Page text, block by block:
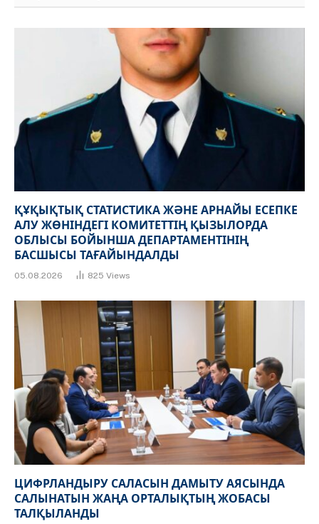
ҚҰҚЫҚТЫҚ СТАТИСТИКА ЖӘНЕ АРНАЙЫ ЕСЕПКЕ
АЛУ ЖӨНІНДЕГІ КОМИТЕТТІҢ ҚЫЗЫЛОРДА
ОБЛЫСЫ БОЙЫНША ДЕПАРТАМЕНТІНІҢ
БАСШЫСЫ ТАҒАЙЫНДАЛДЫ
05.08.2026 825 Views
ЦИФРЛАНДЫРУ САЛАСЫН ДАМЫТУ АЯСЫНДА
САЛЫНАТЫН ЖАҢА ОРТАЛЫҚТЫҢ ЖОБАСЫ
ТАЛҚЫЛАНДЫ